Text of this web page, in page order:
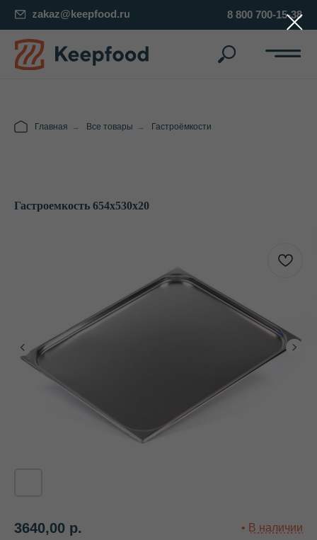
zakaz@keepfood.ru
Главная → Все товары → Гастроёмкости
Гастроемкость 654х530х20
3640,00 р.